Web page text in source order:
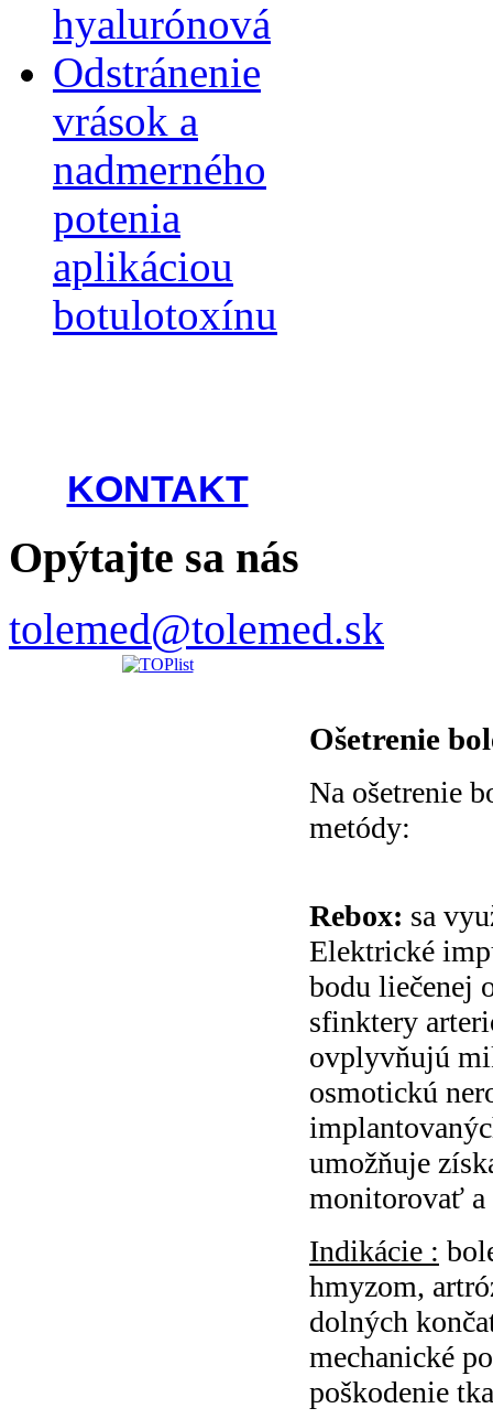
hyalurónová
Odstránenie
vrások a
nadmerného
potenia
aplikáciou
botulotoxínu
KONTAKT
Opýtajte sa nás
tolemed@tolemed.sk
Ošetrenie
Na ošetrenie
metódy:
Rebox: sa v
Elektrické
bodu liečenej
sfinktery
ovplyvňujú
osmotickú
umožňuje
monitorovať
Indikácie :
hmyzom,
dolných
mechanické
poškodenie